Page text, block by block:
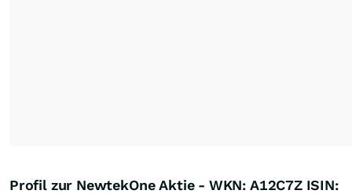
Profil zur NewtekOne Aktie - WKN: A12C7Z ISIN: